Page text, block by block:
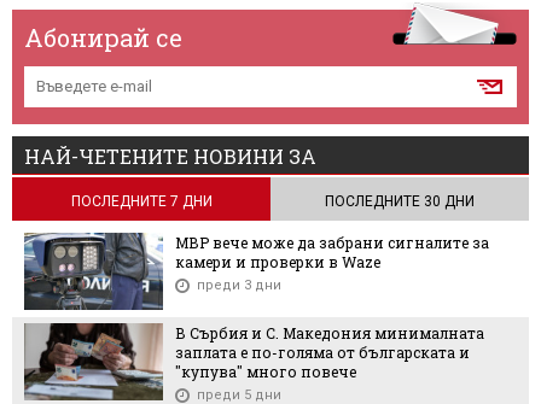
Абонирай се
НАЙ-ЧЕТЕНИТЕ НОВИНИ ЗА
ПОСЛЕДНИТЕ 7 ДНИ ПОСЛЕДНИТЕ 30 ДНИ
МВР вече може да забрани сигналите за
камери и проверки в Waze
преди 3 дни
В Сърбия и С. Македония минималната
заплата е по-голяма от българската и
"купува" много повече
преди 5 дни